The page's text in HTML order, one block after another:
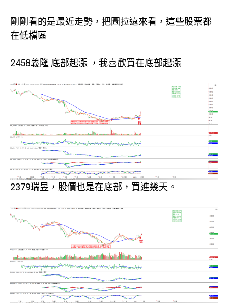
剛剛看的是最近走勢，把圖拉遠來看，這些股票都
在低檔區
2458義隆 底部起漲 ，我喜歡買在底部起漲
2379瑞昱，股價也是在底部，買進幾天。